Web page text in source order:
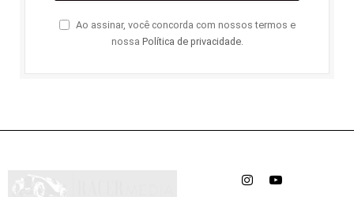
Ao assinar, você concorda com nossos termos e
nossa Política de privacidade.
InstagramYouTube